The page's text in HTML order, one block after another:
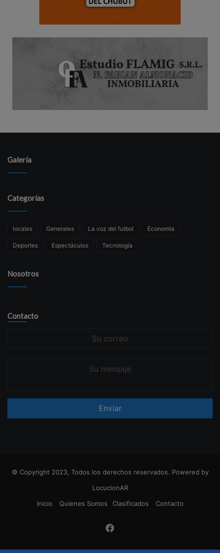
Galería
Categorías
locales Generales La voz del futbol Economía
Deportes Espectáculos Tecnología
Nosotros
Contacto
© Copyright 2023, Todos los derechos reservados. Powered by
LocucionAR
Inicio
Quienes Somos Clasificados Contacto